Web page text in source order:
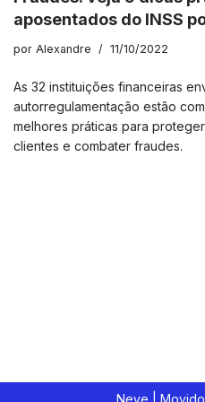
aposentados do INSS
por Alexandre 11/10/2022
As 32 instituições financeiras
autorregulamentação estão
melhores práticas para
clientes e combater fraudes.
Neve |